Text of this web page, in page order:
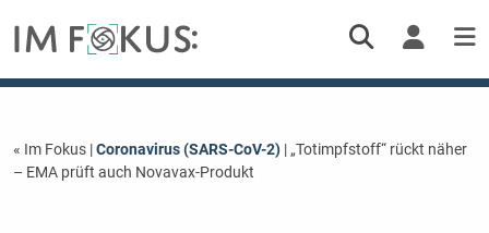
« Im Fokus |Coronavirus (SARS-CoV-2)| „Totimpfstoff“ rückt näher
– EMA prüft auch Novavax-Produkt